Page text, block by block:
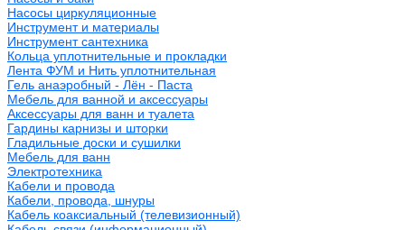
Насосы циркуляционные
Инструмент и материалы
Инструмент сантехника
Кольца уплотнительные и прокладки
Лента ФУМ и Нить уплотнительная
Гель анаэробный - Лён - Паста
Мебель для ванной и аксессуары
Аксессуары для ванн и туалета
Гардины карнизы и шторки
Гладильные доски и сушилки
Мебель для ванн
Электротехника
Кабели и провода
Кабели, провода, шнуры
Кабель коаксиальный (телевизионный)